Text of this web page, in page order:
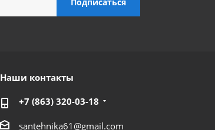
Наши контакты
+7 (863) 320-03-18
santehnika61@gmail.com